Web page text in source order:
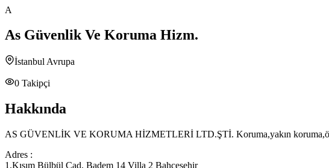
A
As Güvenlik Ve Koruma Hizm.
İstanbul Avrupa
0 Takipçi
Hakkında
AS GÜVENLİK VE KORUMA HİZMETLERİ LTD.ŞTİ. Koruma,yakın
Adres :
1.Kısım Bülbül Cad. Badem 14 Villa 2 Bahçeşehir